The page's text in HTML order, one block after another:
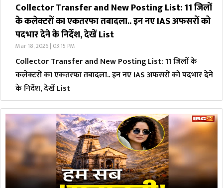
Collector Transfer and New Posting List: 11 जिलों
के कलेक्टरों का एकतरफा तबादला.. इन नए IAS अफसरों को
पदभार देने के निर्देश, देखें List
Mar 18, 2026 | 03:15 PM
Collector Transfer and New Posting List: 11 जिलों के
कलेक्टरों का एकतरफा तबादला.. इन नए IAS अफसरों को पदभार देने
के निर्देश, देखें List